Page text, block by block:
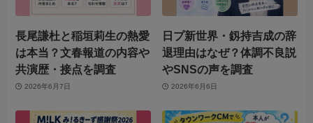
長尾謙杜と稲垣莉生の熱愛
は本当？文春報道の内容や
共演歴・接点を調査
2026年6月7日
日プ新世界・釼持吉成の辞
退理由はなぜ？体調不良説
やSNSの声を調査
2026年6月6日